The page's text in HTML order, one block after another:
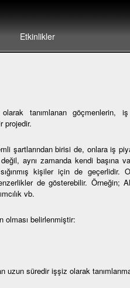
Etkinlikler
tanımlanan göçmenlerin, iş
projedir.
şartlarından birisi de, onlara iş
aynı zamanda kendi başına
kişiler için de geçerlidir.
de gösterebilir. Örneğin;
vb.
olması belirlenmiştir:
süredir işşiz olarak